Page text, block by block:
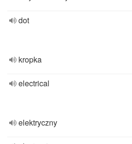
dot
kropka
electrical
elektryczny